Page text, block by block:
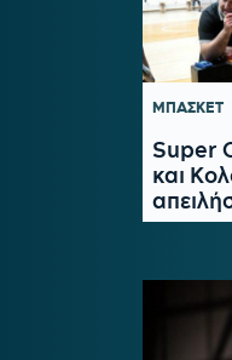
ΜΠΑΣΚΕΤ
Super
και